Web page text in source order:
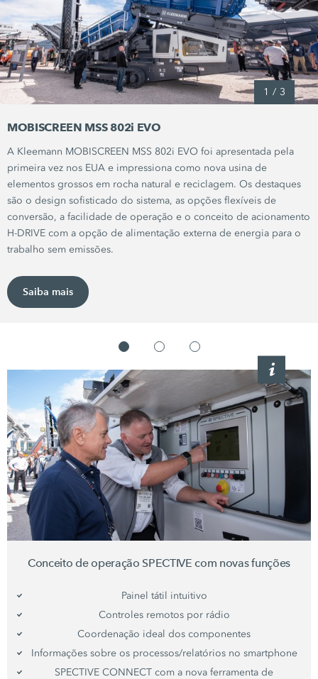
1 / 3
MOBISCREEN MSS 802i EVO
A Kleemann MOBISCREEN MSS 802i EVO foi apresentada pela
primeira vez nos EUA e impressiona como nova usina de
elementos grossos em rocha natural e reciclagem. Os destaques
são o design sofisticado do sistema, as opções flexíveis de
conversão, a facilidade de operação e o conceito de acionamento
H-DRIVE com a opção de alimentação externa de energia para o
trabalho sem emissões.
Saiba mais
Conceito de operação SPECTIVE com novas funções
Painel tátil intuitivo
Controles remotos por rádio
Coordenação ideal dos componentes
Informações sobre os processos/relatórios no smartphone
SPECTIVE CONNECT com a nova ferramenta de